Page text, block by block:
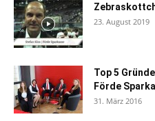
23. August 2019
Top 5
Förde
31. März 2016